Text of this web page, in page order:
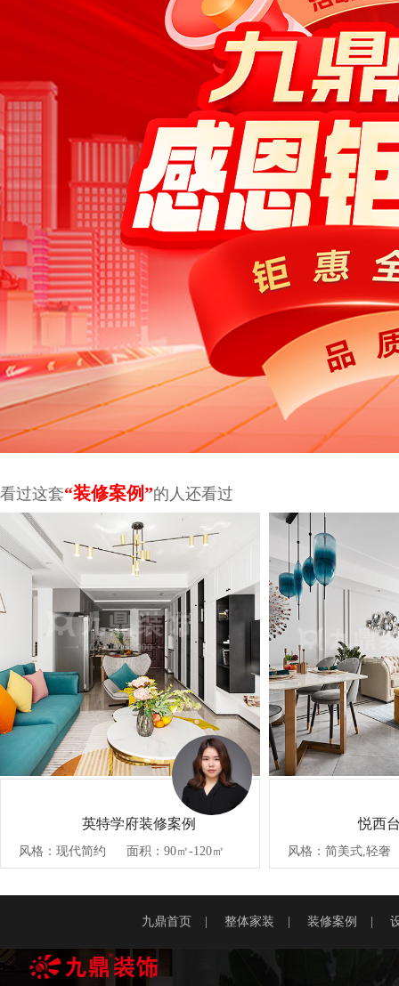
看过这套“装修案例”的人还看过
英特学府装修案例
风格：现代简约 面积：90㎡-120㎡
悦西
风格：简美式,轻奢
九鼎首页 整体家装 装修案例